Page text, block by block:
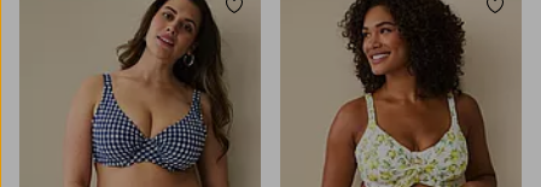
Toevoegen aan favorieten
3XL